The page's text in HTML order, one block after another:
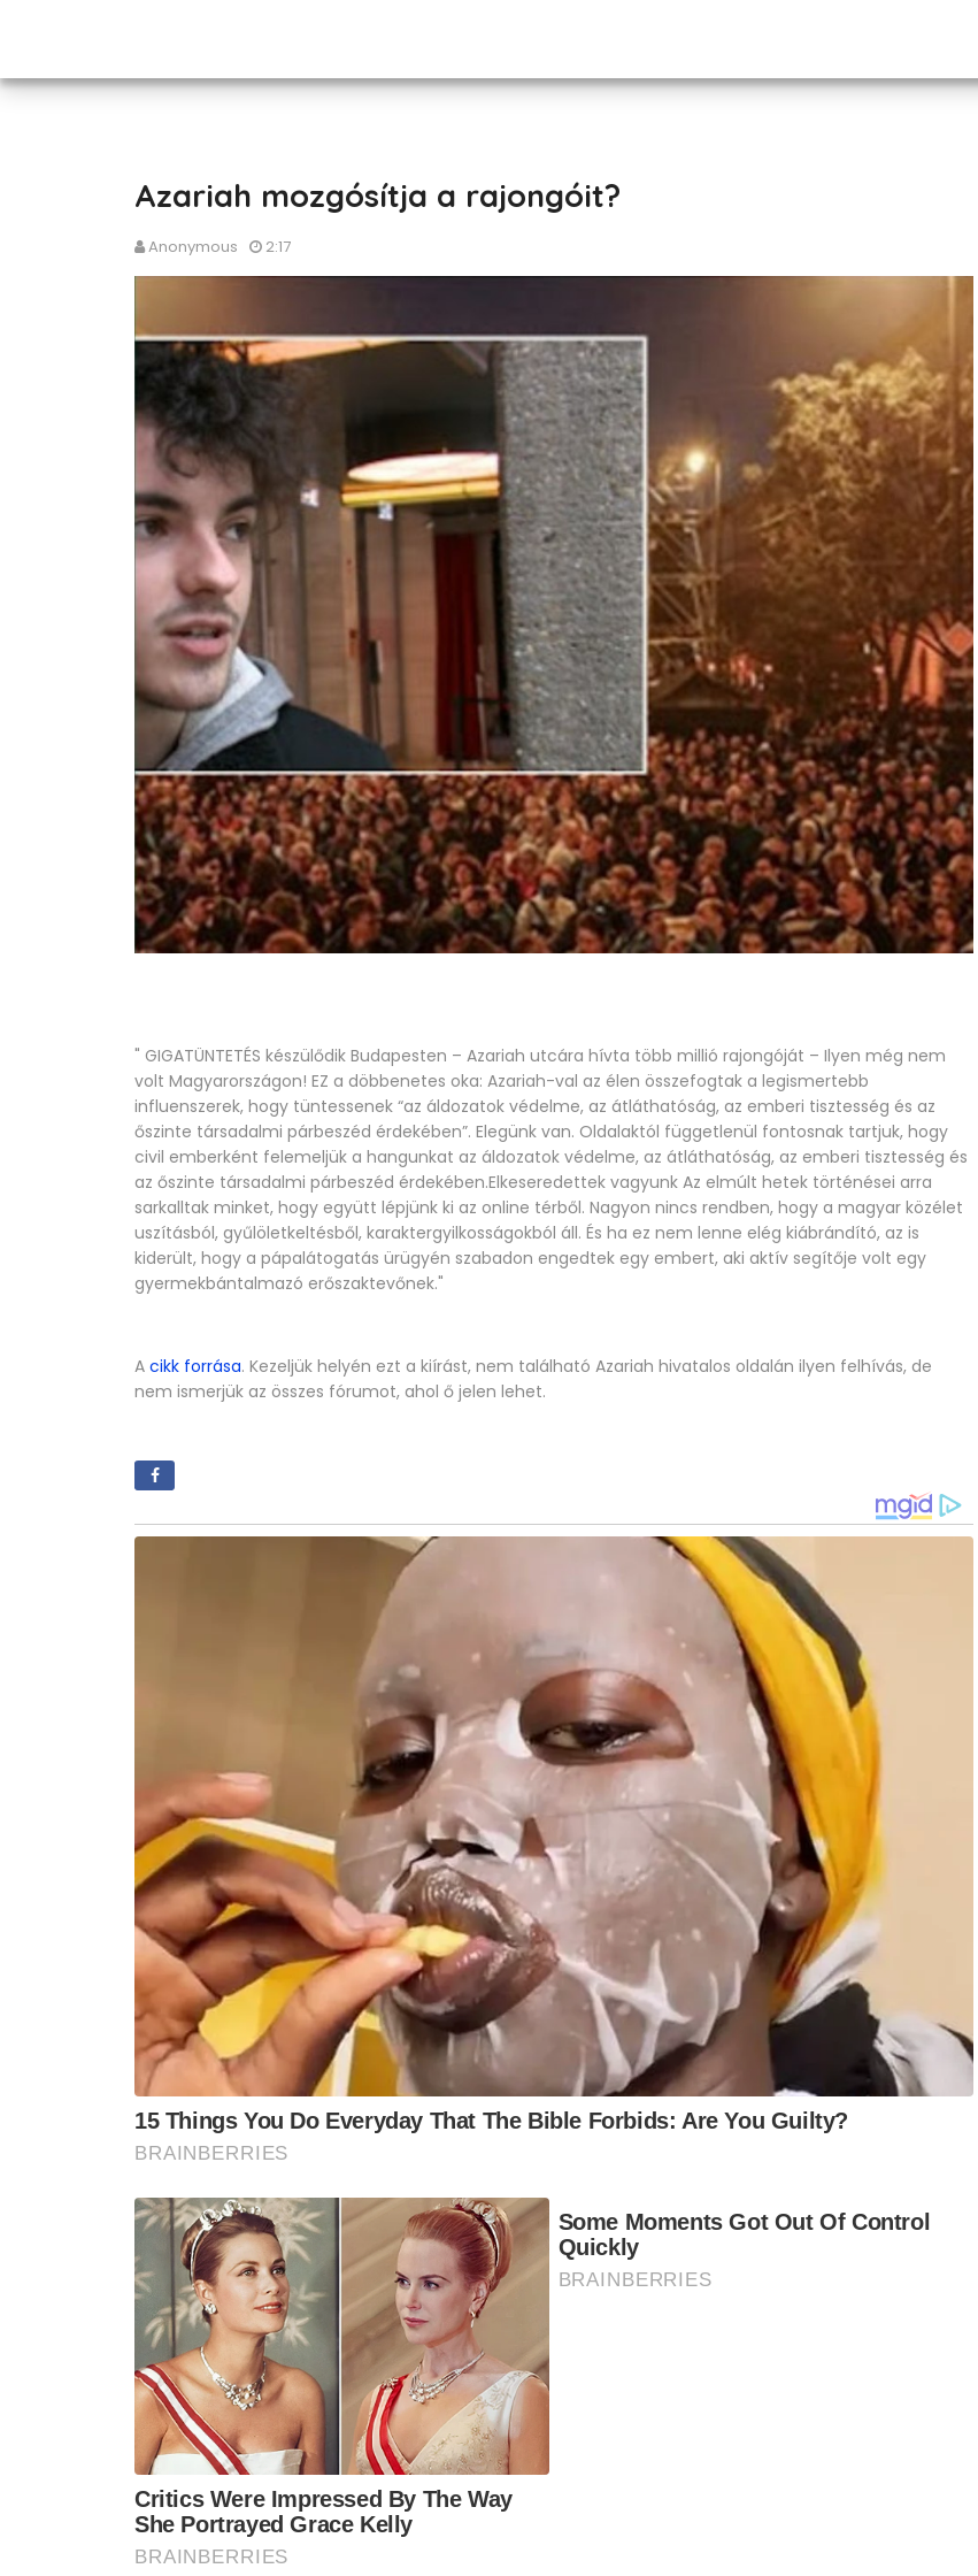
Azariah mozgósítja a rajongóit?
Anonymous 2:17
" GIGATÜNTETÉS készülődik Budapesten – Azariah utcára hívta több millió rajongóját – Ilyen még nem
volt Magyarországon! EZ a döbbenetes oka: Azariah-val az élen összefogtak a legismertebb
influenszerek, hogy tüntessenek “az áldozatok védelme, az átláthatóság, az emberi tisztesség és az
őszinte társadalmi párbeszéd érdekében”. Elegünk van. Oldalaktól függetlenül fontosnak tartjuk, hogy
civil emberként felemeljük a hangunkat az áldozatok védelme, az átláthatóság, az emberi tisztesség és
az őszinte társadalmi párbeszéd érdekében.Elkeseredettek vagyunk Az elmúlt hetek történései arra
sarkalltak minket, hogy együtt lépjünk ki az online térből. Nagyon nincs rendben, hogy a magyar közélet
uszításból, gyűlöletkeltésből, karaktergyilkosságokból áll. És ha ez nem lenne elég kiábrándító, az is
kiderült, hogy a pápalátogatás ürügyén szabadon engedtek egy embert, aki aktív segítője volt egy
gyermekbántalmazó erőszaktevőnek."
A cikk forrása. Kezeljük helyén ezt a kiírást, nem található Azariah hivatalos oldalán ilyen felhívás, de
nem ismerjük az összes fórumot, ahol ő jelen lehet.